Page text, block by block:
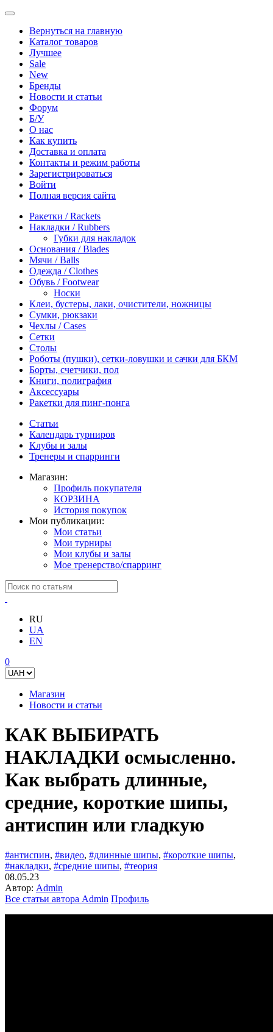
Вернуться на главную
Каталог товаров
Лучшее
Sale
New
Бренды
Новости и статьи
Форум
Б/У
О нас
Как купить
Доставка и оплата
Контакты и режим работы
Зарегистрироваться
Войти
Полная версия сайта
Ракетки / Rackets
Накладки / Rubbers
Губки для накладок
Основания / Blades
Мячи / Balls
Одежда / Clothes
Обувь / Footwear
Носки
Клеи, бустеры, лаки, очистители, ножницы
Сумки, рюкзаки
Чехлы / Cases
Сетки
Столы
Роботы (пушки), сетки-ловушки и сачки для БКМ
Борты, счетчики, пол
Книги, полиграфия
Аксессуары
Ракетки для пинг-понга
Статьи
Календарь турниров
Клубы и залы
Тренеры и спарринги
Магазин:
Профиль покупателя
КОРЗИНА
История покупок
Мои публикации:
Мои статьи
Мои турниры
Мои клубы и залы
Мое тренерство/спарринг
RU
UA
EN
0
Магазин
Новости и статьи
КАК ВЫБИРАТЬ
НАКЛАДКИ осмысленно.
Как выбрать длинные,
средние, короткие шипы,
антиспин или гладкую
#антиспин, #видео, #длинные шипы, #короткие шипы,
#накладки, #средние шипы, #теория
08.05.23
Автор: Admin
Все статьи автора Admin Профиль